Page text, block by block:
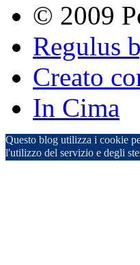
© 2009
Regulus
Creato
In Cima
Questo blog utilizza i cookie
l'utilizzo del servizio e degli